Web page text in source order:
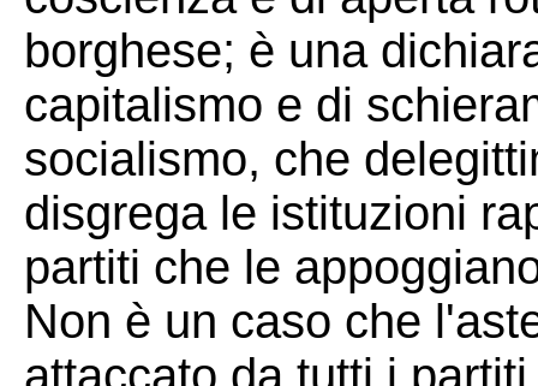
borghese; è una
capitalismo e di
socialismo, che
disgrega le istituzioni
partiti che le
Non è un caso che
attaccato da tutti i